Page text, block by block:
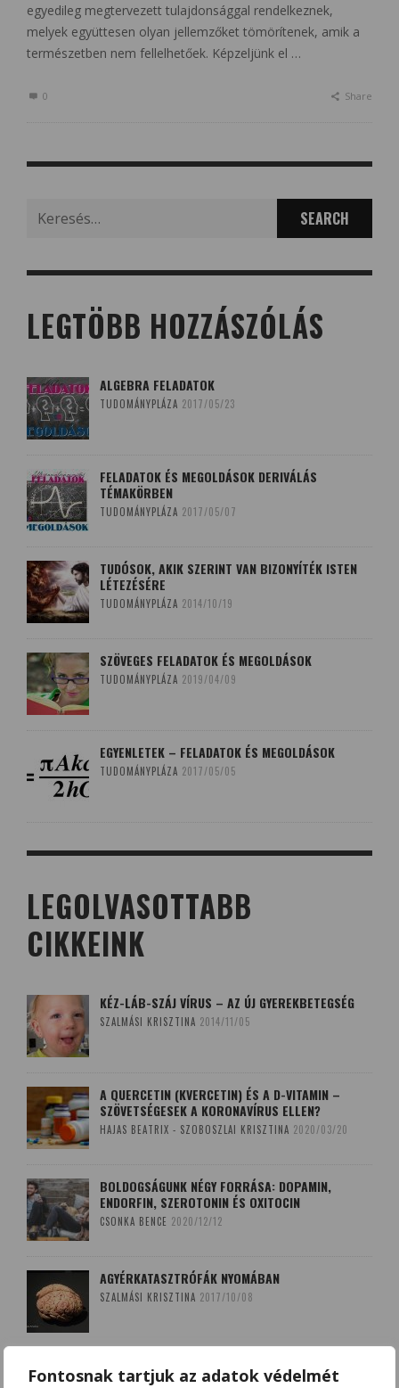
Fontosnak tartjuk az adatok védelmét
egyedileg megtervezett tulajdonsággal rendelkeznek,
melyek együttesen olyan jellemzőket tömörítenek, amik a
természetben nem fellelhetőek. Képzeljünk el …
0 Share
for:
LEGTÖBB HOZZÁSZÓLÁS
ALGEBRA FELADATOK
TUDOMÁNYPLÁZA 2017/05/23
FELADATOK ÉS MEGOLDÁSOK DERIVÁLÁS
TÉMAKÖRBEN
TUDOMÁNYPLÁZA 2017/05/07
TUDÓSOK, AKIK SZERINT VAN BIZONYÍTÉK ISTEN
LÉTEZÉSÉRE
TUDOMÁNYPLÁZA 2014/10/19
SZÖVEGES FELADATOK ÉS MEGOLDÁSOK
TUDOMÁNYPLÁZA 2019/04/09
EGYENLETEK – FELADATOK ÉS MEGOLDÁSOK
TUDOMÁNYPLÁZA 2017/05/05
LEGOLVASOTTABB
CIKKEINK
KÉZ-LÁB-SZÁJ VÍRUS – AZ ÚJ GYEREKBETEGSÉG
SZALMÁSI KRISZTINA 2014/11/05
A QUERCETIN (KVERCETIN) ÉS A D-VITAMIN –
SZÖVETSÉGESEK A KORONAVÍRUS ELLEN?
HAJAS BEATRIX - SZOBOSZLAI KRISZTINA 2020/03/20
BOLDOGSÁGUNK NÉGY FORRÁSA: DOPAMIN,
ENDORFIN, SZEROTONIN ÉS OXITOCIN
CSONKA BENCE 2020/12/12
AGYÉRKATASZTRÓFÁK NYOMÁBAN
SZALMÁSI KRISZTINA 2017/10/08
A LEKOPOGÁS BABONÁJA